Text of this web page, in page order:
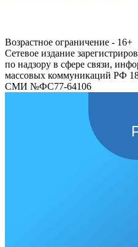
Возрастное ограничение - 16+
Сетевое издание
по надзору в сфере связи,
массовых коммуникаций РФ
СМИ №ФС77-64106